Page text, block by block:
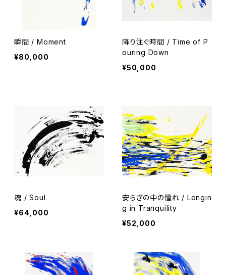
瞬間 / Moment
¥80,000
降り注ぐ時間 / Time of P
ouring Down
¥50,000
魂 / Soul
¥64,000
安らぎの中の憧れ / Longin
g in Tranquility
¥52,000